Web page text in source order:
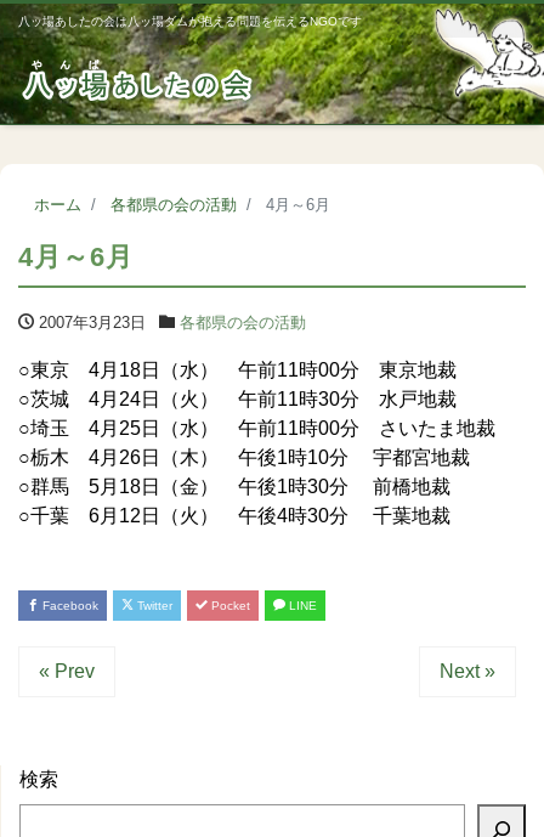
八ッ場あしたの会は八ッ場ダムが抱える問題を伝えるNGOです
ホーム 各都県の会の活動 4月～6月
4月～6月
2007年3月23日 各都県の会の活動
○東京 4月18日（水） 午前11時00分 東京地裁
○茨城 4月24日（火） 午前11時30分 水戸地裁
○埼玉 4月25日（水） 午前11時00分 さいたま地裁
○栃木 4月26日（木） 午後1時10分 宇都宮地裁
○群馬 5月18日（金） 午後1時30分 前橋地裁
○千葉 6月12日（火） 午後4時30分 千葉地裁
Facebook Twitter Pocket LINE
« Prev Next »
検索